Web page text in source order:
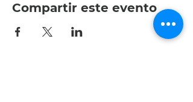
Compartir este evento